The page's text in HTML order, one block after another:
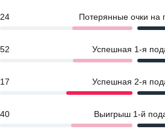
24 Потерянные очки на
52 Успешная 1-я
17 Успешная 2-я
40 Выигрыш 1-й